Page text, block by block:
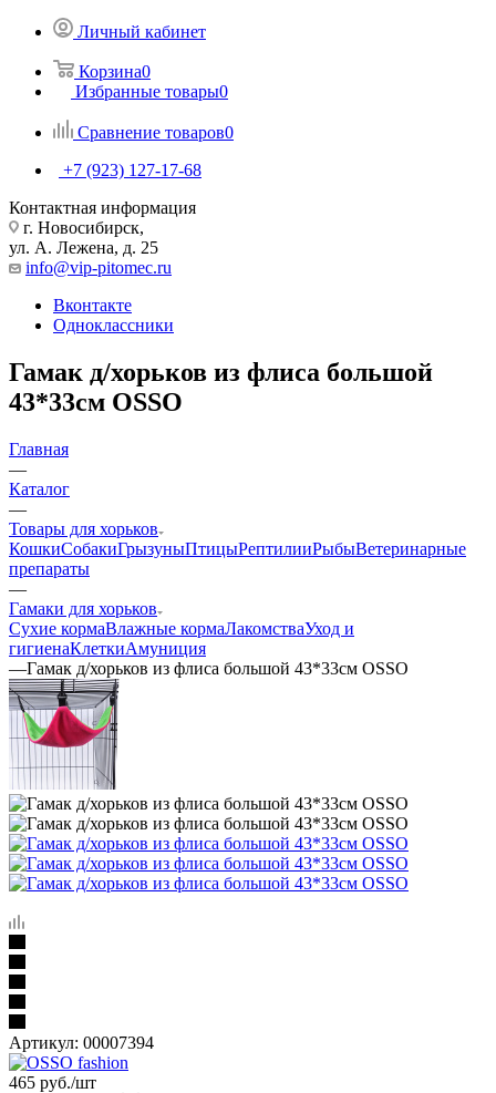
Личный кабинет
Корзина0
Избранные товары0
Сравнение товаров0
+7 (923) 127-17-68
Контактная информация
г. Новосибирск,
ул. А. Лежена, д. 25
info@vip-pitomec.ru
Вконтакте
Одноклассники
Гамак д/хорьков из флиса большой
43*33см OSSO
Главная
—
Каталог
—
Товары для хорьков
КошкиСобакиГрызуныПтицыРептилииРыбыВетеринарные
препараты
—
Гамаки для хорьков
Сухие кормаВлажные кормаЛакомстваУход и
гигиенаКлеткиАмуниция
—Гамак д/хорьков из флиса большой 43*33см OSSO
Артикул: 00007394
465 руб./шт